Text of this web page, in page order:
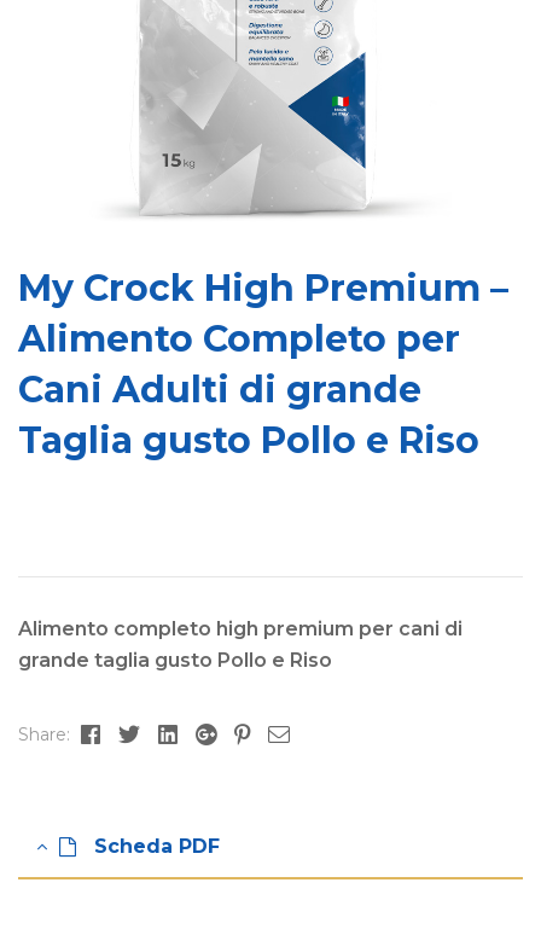
My Crock High Premium –
Alimento Completo per
Cani Adulti di grande
Taglia gusto Pollo e Riso
Alimento completo high premium per cani di
grande taglia gusto Pollo e Riso
Share: Facebook
TwitterLinkedin
Google+Pinterest
Email
Scheda PDF